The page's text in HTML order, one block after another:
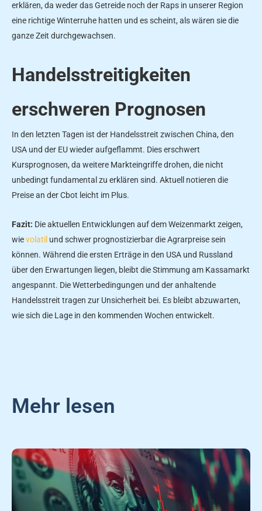
erklären, da weder das Getreide noch der Raps in unserer Region
eine richtige Winterruhe hatten und es scheint, als wären sie die
ganze Zeit durchgewachsen.
Handelsstreitigkeiten
erschweren Prognosen
In den letzten Tagen ist der Handelsstreit zwischen China, den
USA und der EU wieder aufgeflammt. Dies erschwert
Kursprognosen, da weitere Markteingriffe drohen, die nicht
unbedingt fundamental zu erklären sind. Aktuell notieren die
Preise an der Cbot leicht im Plus.
Fazit: Die aktuellen Entwicklungen auf dem Weizenmarkt zeigen,
wievolatil und schwer prognostizierbar die Agrarpreise sein
können. Während die ersten Erträge in den USA und Russland
über den Erwartungen liegen, bleibt die Stimmung am Kassamarkt
angespannt. Die Wetterbedingungen und der anhaltende
Handelsstreit tragen zur Unsicherheit bei. Es bleibt abzuwarten,
wie sich die Lage in den kommenden Wochen entwickelt.
Mehr lesen